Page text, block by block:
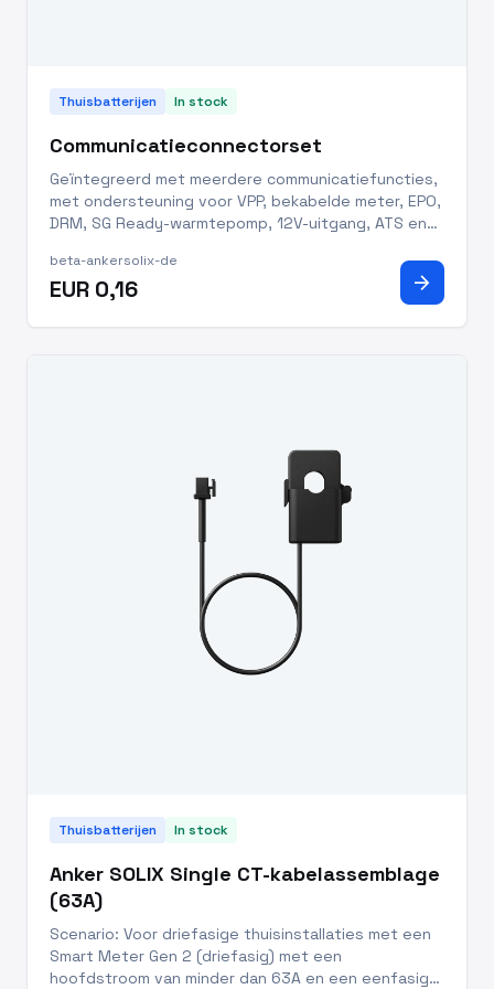
Thuisbatterijen In stock
Communicatieconnectorset
Geïntegreerd met meerdere communicatiefuncties,
met ondersteuning voor VPP, bekabelde meter, EPO,
DRM, SG Ready-warmtepomp, 12V-uitgang, ATS en
voor stof- en waterbestendigheid.
beta-ankersolix-de
EUR 0,16 arrow_forward
Thuisbatterijen In stock
Anker SOLIX Single CT-kabelassemblage
(63A)
Scenario: Voor driefasige thuisinstallaties met een
Smart Meter Gen 2 (driefasig) met een
hoofdstroom van minder dan 63A en een eenfasig